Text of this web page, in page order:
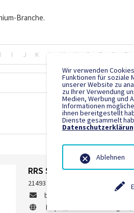
Branche.
I J K L M N O P Q R
RRS SCHILLING GMBH
21493 Schwarzenbek (bei
buero@rrs-schilling.de
https://www.rrs-schilling.de/
Wir verwenden
Funktionen für soziale
unserer Website zu
zu Ihrer Verwendung
Medien, Werbung und
Informationen
ihnen bereitgestellt
Dienste gesammelt
Ablehnen